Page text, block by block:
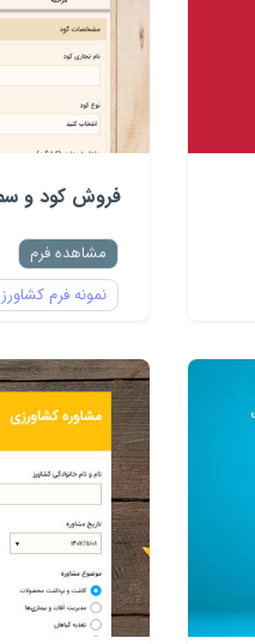
فروش کود و
مشاهده فرم
نمونه فرم